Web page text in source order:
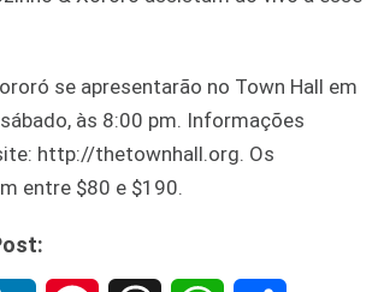
se apresentarão no Town Hall em
às 8:00 pm. Informações
http://thetownhall.org. Os
entre $80 e $190.